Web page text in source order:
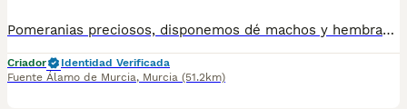
Pomeranias preciosos, disponemos dé machos y hembras vacunados, desparacitados con su cartilla sanitaria
Criador
Identidad Verificada
Fuente Álamo de Murcia, Murcia (51.2km)